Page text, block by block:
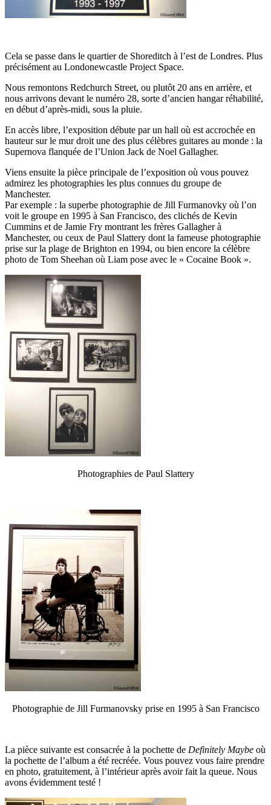
Cela se passe dans le quartier de Shoreditch à l’est de Londres. Plus
précisément au Londonewcastle Project Space.
Nous remontons Redchurch Street, ou plutôt 20 ans en arrière, et
nous arrivons devant le numéro 28, sorte d’ancien hangar réhabilité,
en début d’après-midi, sous la pluie.
En accès libre, l’exposition débute par un hall où est accrochée en
hauteur sur le mur droit une des plus célèbres guitares au monde : la
Supernova flanquée de l’Union Jack de Noel Gallagher.
Viens ensuite la pièce principale de l’exposition où vous pouvez
admirez les photographies les plus connues du groupe de
Manchester.
Par exemple : la superbe photographie de Jill Furmanovky où l’on
voit le groupe en 1995 à San Francisco, des clichés de Kevin
Cummins et de Jamie Fry montrant les frères Gallagher à
Manchester, ou ceux de Paul Slattery dont la fameuse photographie
prise sur la plage de Brighton en 1994, ou bien encore la célèbre
photo de Tom Sheehan où Liam pose avec le « Cocaine Book ».
Photographies de Paul Slattery
Photographie de Jill Furmanovsky prise en 1995 à San Francisco
La pièce suivante est consacrée à la pochette de Definitely Maybe où
la pochette de l’album a été recréée. Vous pouvez vous faire prendre
en photo, gratuitement, à l’intérieur après avoir fait la queue. Nous
avons évidemment testé !